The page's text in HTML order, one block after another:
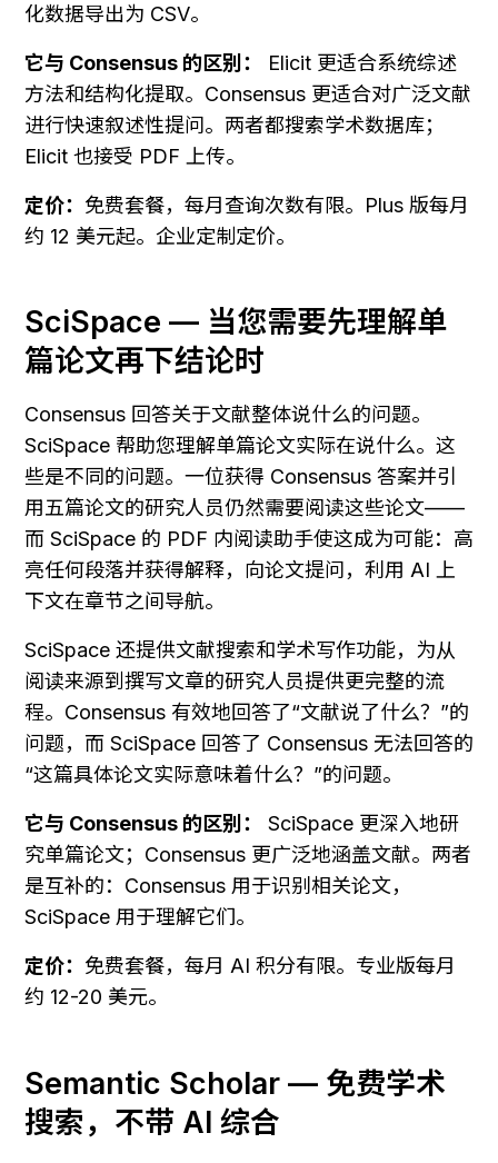
化数据导出为 CSV。
它与 Consensus 的区别：
Elicit 更适合系统综述
方法和结构化提取。Consensus 更适合对广泛文献
进行快速叙述性提问。两者都搜索学术数据库；
Elicit 也接受 PDF 上传。
定价： 免费套餐，每月查询次数有限。Plus 版每月
约 12 美元起。企业定制定价。
SciSpace — 当您需要先理解单
篇论文再下结论时
Consensus 回答关于文献整体说什么的问题。
SciSpace 帮助您理解单篇论文实际在说什么。这
些是不同的问题。一位获得 Consensus 答案并引
用五篇论文的研究人员仍然需要阅读这些论文——
而 SciSpace 的 PDF 内阅读助手使这成为可能：高
亮任何段落并获得解释，向论文提问，利用 AI 上
下文在章节之间导航。
SciSpace 还提供文献搜索和学术写作功能，为从
阅读来源到撰写文章的研究人员提供更完整的流
程。Consensus 有效地回答了“文献说了什么？”的
问题，而 SciSpace 回答了 Consensus 无法回答的
“这篇具体论文实际意味着什么？”的问题。
它与 Consensus 的区别：
SciSpace 更深入地研
究单篇论文；Consensus 更广泛地涵盖文献。两者
是互补的：Consensus 用于识别相关论文，
SciSpace 用于理解它们。
定价： 免费套餐，每月 AI 积分有限。专业版每月
约 12-20 美元。
Semantic Scholar — 免费学术
搜索，不带 AI 综合